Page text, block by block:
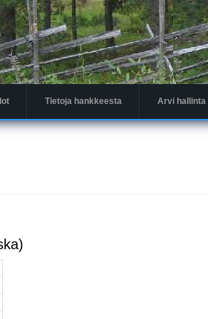
Tietoja hankkeesta Arvi hallinta